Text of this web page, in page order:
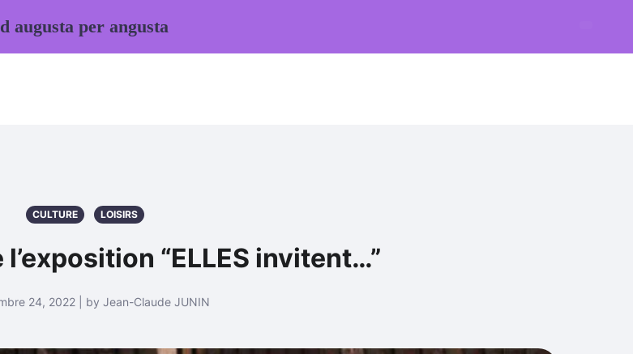
CULTURE LOISIRS
“ELLES invitent…”
24, 2022 | by Jean-Claude JUNIN
augusta per angusta